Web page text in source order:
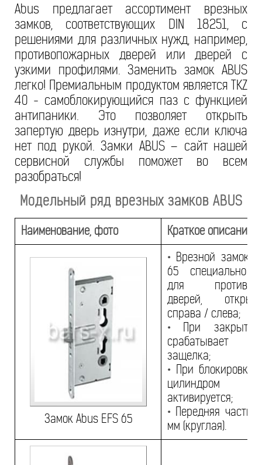
Abus предлагает ассортимент врезных
замков, соответствующих DIN 18251, с
решениями для различных нужд, например,
противопожарных дверей или дверей с
узкими профилями. Заменить замок ABUS
легко! Премиальным продуктом является TKZ
40 - самоблокирующийся паз с функцией
антипаники. Это позволяет открыть
запертую дверь изнутри, даже если ключа
нет под рукой. Замки ABUS – сайт нашей
сервисной службы поможет во всем
разобраться!
Модельный ряд врезных замков ABUS
Наименование, фото Краткое описание
Замок Abus EFS 65
• Врезной замок
65 специально
для
дверей,
справа / слева;
• При
срабатывает
защелка;
• При блокировке
цилиндром
активируется;
• Передняя часть
мм (круглая).